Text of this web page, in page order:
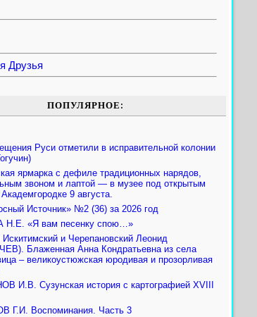
Друзья
ПОПУЛЯРНОЕ:
Руси отметили в исправительной колонии
ярмарка с дефиле традиционных нарядов,
звоном и лаптой — в музее под открытым
9 августа.
Источник» №2 (36) за 2026 год
Н.Е. «Я вам песенку спою…»
Искитимский и Черепановский Леонид
Блаженная Анна Кондратьевна из села
– великоустюжская юродивая и прозорливая
И.В. Сузунская история с картографией XVIII
Г.И. Воспоминания. Часть 3